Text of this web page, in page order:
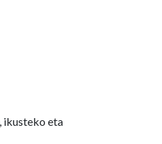
ikusteko eta